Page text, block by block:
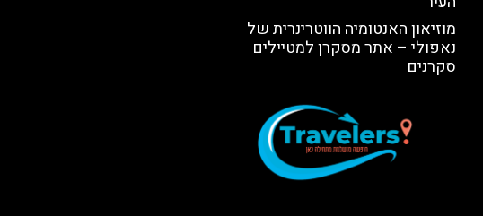
מוזיאון האנטומיה הווטרינרית של
נאפולי – אתר מסקרן למטיילים
סקרנים